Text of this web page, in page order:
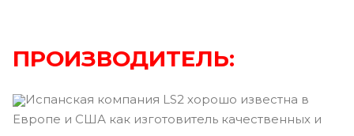
ПРОИЗВОДИТЕЛЬ:
Испанская компания LS2 хорошо известна в
Европе и США как изготовитель качественных и